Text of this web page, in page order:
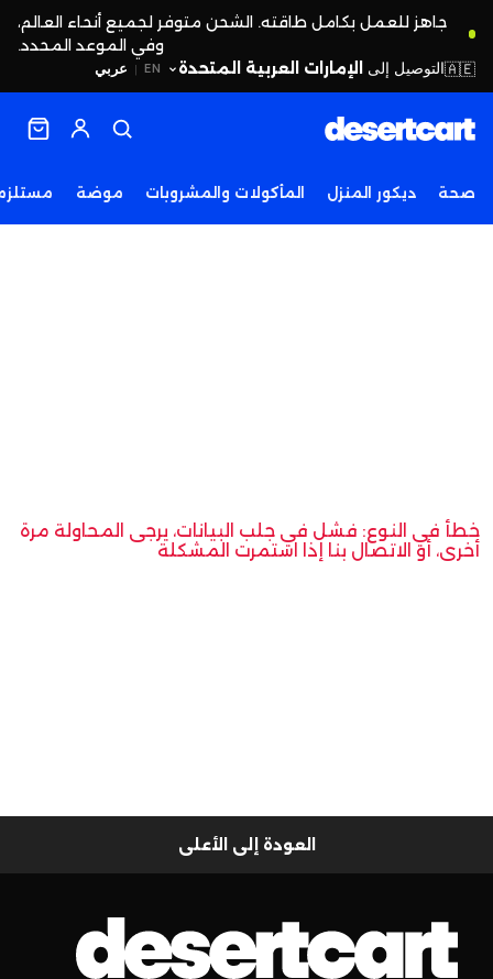
جاهز للعمل بكامل طاقته. الشحن متوفر لجميع أنحاء العالم،
وفي الموعد المحدد.
EN
| عربي 🇦🇪التوصيل إلى الإمارات العربية المتحدة
صحة ديكور المنزل المأكولات والمشروبات موضة
خطأ في النوع: فشل في جلب البيانات، يرجى المحاولة مرة
أخرى، أو الاتصال بنا إذا استمرت المشكلة
العودة إلى الأعلى